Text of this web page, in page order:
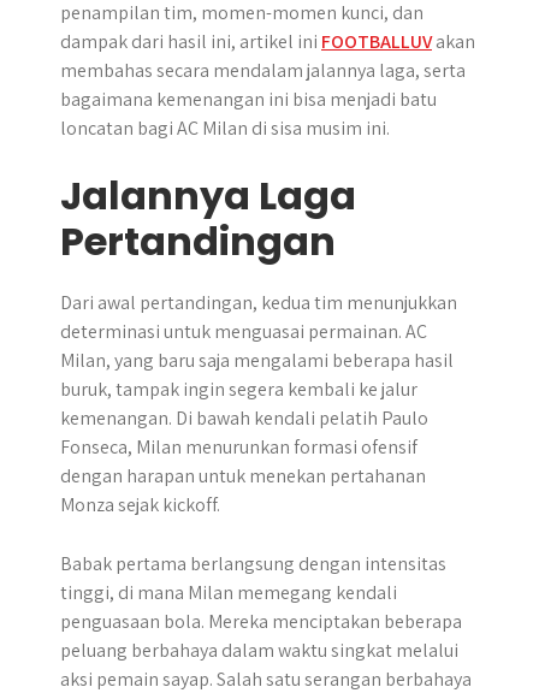
penampilan tim, momen-momen kunci, dan
dampak dari hasil ini, artikel ini FOOTBALLUVakan
membahas secara mendalam jalannya laga, serta
bagaimana kemenangan ini bisa menjadi batu
loncatan bagi AC Milan di sisa musim ini.
Jalannya Laga
Pertandingan
Dari awal pertandingan, kedua tim menunjukkan
determinasi untuk menguasai permainan. AC
Milan, yang baru saja mengalami beberapa hasil
buruk, tampak ingin segera kembali ke jalur
kemenangan. Di bawah kendali pelatih Paulo
Fonseca, Milan menurunkan formasi ofensif
dengan harapan untuk menekan pertahanan
Monza sejak kickoff.
Babak pertama berlangsung dengan intensitas
tinggi, di mana Milan memegang kendali
penguasaan bola. Mereka menciptakan beberapa
peluang berbahaya dalam waktu singkat melalui
aksi pemain sayap. Salah satu serangan berbahaya